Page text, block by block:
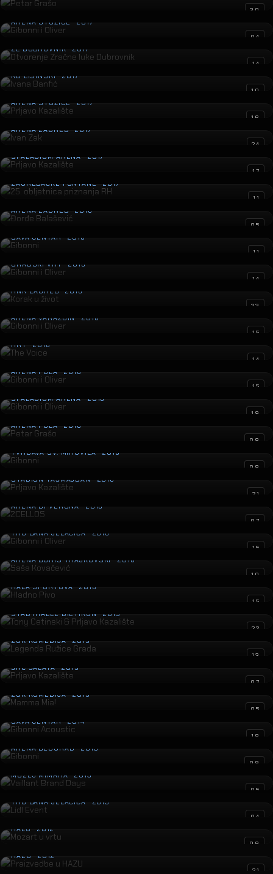
30
Gibonni i Oliver
ARENA STOŽICE · 2017
04
Otvorenje Zračne luke Dubrovnik
ZL DUBROVNIK · 2017
14
Ivana Banfić
KD LISINSKI · 2017
10
Prljavo Kazalište
ARENA STOŽICE · 2017
16
Ivan Zak
ARENA ZAGREB · 2017
24
Prljavo Kazalište
SPALADIUM ARENA · 2017
17
25. obljetnica priznanja RH
ZAGREBAČKE FONTANE · 2017
11
Đorđe Balašević
ARENA ZAGREB · 2016
05
Gibonni
SAVA CENTAR · 2016
11
Gibonni i Oliver
GRADSKI VRT · 2016
14
Korak u život
HNK ZAGREB · 2016
23
Gibonni i Oliver
ARENA VARAŽDIN · 2016
15
The Voice
HRT · 2016
14
Gibonni i Oliver
ARENA PULA · 2016
15
Gibonni i Oliver
SPALADIUM ARENA · 2016
19
Petar Grašo
ARENA PULA · 2016
08
Gibonni
TVRĐAVA SV. MIHOVILA · 2016
08
Prljavo Kazalište
STADION TAŠMAJDAN · 2016
21
2CELLOS
ARENA DI VERONA · 2016
07
Gibonni i Oliver
TRG BANA JELAČIĆA · 2016
15
Saša Kovačević
ARENA BORIS TRAJKOVSKI · 2016
10
Hladno Pivo
HALA SPORTOVA · 2016
15
Tony Cetinski & Prljavo Kazalište
STADTHALLE DIETIKON · 2015
22
Legenda Ružice Grada
ZGK KOMEDIJA · 2015
13
Prljavo Kazalište
ŠRC ŠALATA · 2015
07
Mamma Mia!
ZGK KOMEDIJA · 2015
05
Gibonni Acoustic
SAVA CENTAR · 2014
18
Gibonni
ARENA BEOGRAD · 2013
09
Vaillant Brand Days
MUZEJ MIMARA · 2013
05
Lidl Event
TRG BANA JELAČIĆA · 2013
04
Mozart u vrtu
HALU · 2012
08
Praizvedbe u HAZU
HAZU · 2012
21